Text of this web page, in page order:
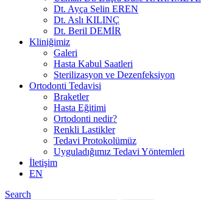
Dt. Ayça Selin EREN
Dt. Aslı KILINÇ
Dt. Beril DEMİR
Kliniğimiz
Galeri
Hasta Kabul Saatleri
Sterilizasyon ve Dezenfeksiyon
Ortodonti Tedavisi
Braketler
Hasta Eğitimi
Ortodonti nedir?
Renkli Lastikler
Tedavi Protokolümüz
Uyguladığımız Tedavi Yöntemleri
İletişim
EN
Search